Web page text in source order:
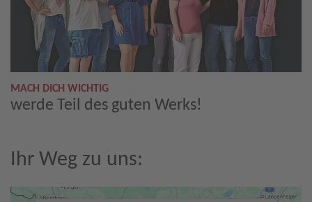
MACH DICH WICHTIG
werde Teil des guten Werks!
Ihr Weg zu uns: